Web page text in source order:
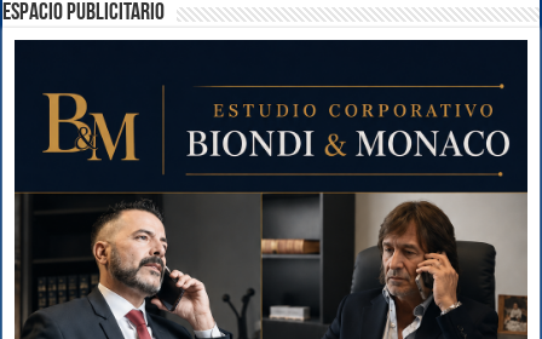
ESPACIO PUBLICITARIO